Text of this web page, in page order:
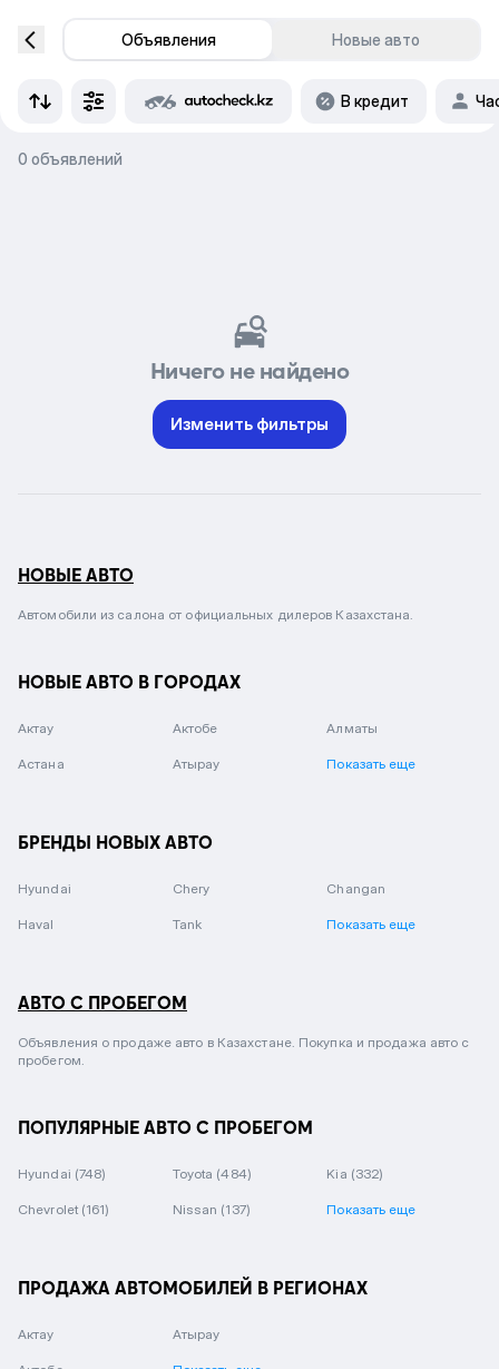
Объявления Новые авто
В кредит
0 объявлений
Ничего не найдено
Изменить фильтры
НОВЫЕ АВТО
Автомобили из салона от официальных дилеров Казахстана.
НОВЫЕ АВТО В ГОРОДАХ
Актау Актобе Алматы
Астана Атырау Показать еще
БРЕНДЫ НОВЫХ АВТО
Hyundai Chery Changan
Haval Tank Показать еще
АВТО С ПРОБЕГОМ
Объявления о продаже авто в Казахстане. Покупка и продажа авто с
пробегом.
ПОПУЛЯРНЫЕ АВТО С ПРОБЕГОМ
Hyundai (748) Toyota (484) Kia (332)
Chevrolet (161) Nissan (137) Показать еще
ПРОДАЖА АВТОМОБИЛЕЙ В РЕГИОНАХ
Актау Атырау